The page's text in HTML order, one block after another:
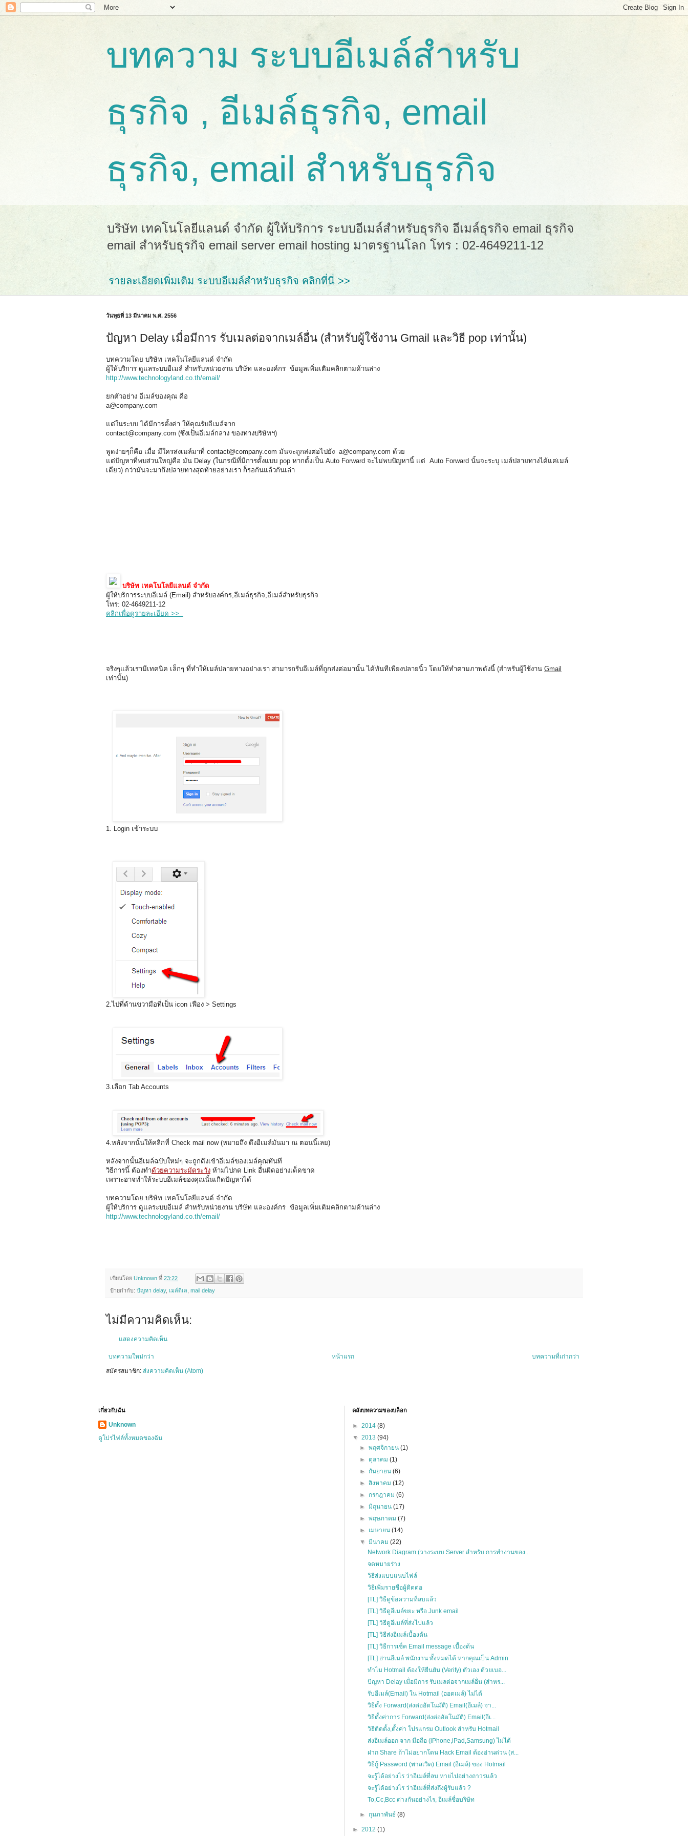
บทความ ระบบอีเมล์สำหรับ
ธุรกิจ , อีเมล์ธุรกิจ, email
ธุรกิจ, email สำหรับธุรกิจ
บริษัท เทคโนโลยีแลนด์ จำกัด ผู้ให้บริการ ระบบอีเมล์สำหรับธุรกิจ อีเมล์ธุรกิจ email ธุรกิจ
email สำหรับธุรกิจ email server email hosting มาตรฐานโลก โทร : 02-4649211-12
รายละเอียดเพิ่มเติม ระบบอีเมล์สำหรับธุรกิจ คลิกที่นี่ >>
วันพุธที่ 13 มีนาคม พ.ศ. 2556
ปัญหา Delay เมื่อมีการ รับเมลต่อจากเมล์อื่น (สำหรับผู้ใช้งาน Gmail และวิธี pop เท่านั้น)
บทความโดย บริษัท เทคโนโลยีแลนด์ จำกัด
ผู้ให้บริการ ดูแลระบบอีเมล์ สำหรับหน่วยงาน บริษัท และองค์กร ข้อมูลเพิ่มเติมคลิกตามด้านล่าง
http://www.technologyland.co.th/email/
ยกตัวอย่าง อีเมล์ของคุณ คือ
a@company.com
แต่ในระบบ ได้มีการตั้งค่า ให้คุณรับอีเมล์จาก
contact@company.com (ซึ่งเป็นอีเมล์กลาง ของทางบริษัทฯ)
พูดง่ายๆก็คือ เมื่อ มีใครส่งเมล์มาที่ contact@company.com มันจะถูกส่งต่อไปยัง a@company.com ด้วย
แต่ปัญหาที่พบส่วนใหญ่คือ มัน Delay (ในกรณีที่มีการตั้งแบบ pop หากตั้งเป็น Auto Forward จะไม่พบปัญหานี้ แต่ Auto Forward นั้นจะระบุ เมล์ปลายทางได้แค่เมล์
เดียว) กว่ามันจะมาถึงปลายทางสุดท้ายอย่างเรา ก็รอกันแล้วกันเล่า
บริษัท เทคโนโลยีแลนด์ จำกัด
ผู้ให้บริการระบบอีเมล์ (Email) สำหรับองค์กร,อีเมล์ธุรกิจ,อีเมล์สำหรับธุรกิจ
โทร: 02-4649211-12
คลิกเพื่อดูรายละเอียด >>
จริงๆแล้วเรามีเทคนิค เล็กๆ ที่ทำให้เมล์ปลายทางอย่างเรา สามารถรับอีเมล์ที่ถูกส่งต่อมานั้น ได้ทันทีเพียงปลายนิ้ว โดยให้ทำตามภาพดังนี้ (สำหรับผู้ใช้งาน Gmail
เท่านั้น)
1. Login เข้าระบบ
2.ไปที่ด้านขวามือที่เป็น icon เฟือง > Settings
3.เลือก Tab Accounts
4.หลังจากนั้นให้คลิกที่ Check mail now (หมายถึง ดึงอีเมล์มันมา ณ ตอนนี้เลย)
หลังจากนั้นอีเมล์ฉบับใหม่ๆ จะถูกดึงเข้าอีเมล์ของเมล์คุณทันที
วิธีการนี้ ต้องทำด้วยความระมัดระวัง ห้ามไปกด Link อื่นผิดอย่างเด็ดขาด
เพราะอาจทำให้ระบบอีเมล์ของคุณนั้นเกิดปัญหาได้
บทความโดย บริษัท เทคโนโลยีแลนด์ จำกัด
ผู้ให้บริการ ดูแลระบบอีเมล์ สำหรับหน่วยงาน บริษัท และองค์กร ข้อมูลเพิ่มเติมคลิกตามด้านล่าง
http://www.technologyland.co.th/email/
เขียนโดย Unknown ที่ 23:22
ป้ายกำกับ: ปัญหา delay, เมล์ดีเล mail delay
ไม่มีความคิดเห็น:
แสดงความคิดเห็น
บทความใหม่กว่า บทความที่เก่ากว่า
หน้าแรก
สมัครสมาชิก: ส่งความคิดเห็น (Atom)
เกี่ยวกับฉัน
Unknown
ดูโปรไฟล์ทั้งหมดของฉัน
คลังบทความของบล็อก
► 2014 (8)
▼ 2013 (94)
►พฤศจิกายน(1)
►ตุลาคม(1)
► กันยายน(6)
►สิงหาคม(12)
► กรกฎาคม(6)
►มิถุนายน(17)
►พฤษภาคม(7)
► เมษายน(14)
▼มีนาคม(22)
Network Diagram (วางระบบ Server สำหรับ การทำงานของ...
จดหมายร่าง
วิธีส่งแบบแนบไฟล์
วิธีเพิ่มรายชื่อผู้ติดต่อ
[TL] วิธีดูข้อความที่ลบแล้ว
[TL] วิธีดูอีเมล์ขยะ หรือ Junk email
[TL] วิธีดูอีเมล์ที่ส่งไปแล้ว
[TL] วิธีส่งอีเมล์เบื้องต้น
[TL] วิธีการเช็ค Email message เบื้องต้น
[TL] อ่านอีเมล์ พนักงาน ทั้งหมดได้ หากคุณเป็น Admin
ทำไม Hotmail ต้องให้ยืนยัน (Verify) ตัวเอง ด้วยเบอ...
ปัญหา Delay เมื่อมีการ รับเมลต่อจากเมล์อื่น (สำหร...
รับอีเมล์(Email) ใน Hotmail (ฮอตเมล์) ไม่ได้
วิธีตั้ง Forward(ส่งต่ออัตโนมัติ) Email(อีเมล์) จา...
วิธีตั้งค่าการ Forward(ส่งต่ออัตโนมัติ) Email(อีเ...
วิธีติดตั้ง,ตั้งค่า โปรแกรม Outlook สำหรับ Hotmail
ส่งอีเมล์ออก จาก มือถือ (iPhone,iPad,Samsung) ไม่ได้
ฝาก Share ถ้าไม่อยากโดน Hack Email ต้องอ่านด่วน (ส...
วิธีกู้ Password (พาสเวิด) Email (อีเมล์) ของ Hotmail
จะรู้ได้อย่างไร ว่าอีเมล์ที่ลบ หายไปอย่างถาวรแล้ว
จะรู้ได้อย่างไร ว่าอีเมล์ที่ส่งถึงผู้รับแล้ว ?
To,Cc,Bcc ต่างกันอย่างไร, อีเมล์ชื่อบริษัท
► กุมภาพันธ์(8)
► 2012 (1)